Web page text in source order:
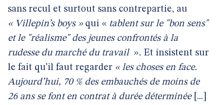
sans recul et surtout sans contrepartie, au
« Villepin’s boys » qui « tablent sur le "bon sens"
et le "réalisme" des jeunes confrontés à la
rudesse du marché du travail ». Et insistent sur
le fait qu’il faut regarder « les choses en face.
Aujourd’hui, 70 % des embauchés de moins de
26 ans se font en contrat à durée déterminée [...]